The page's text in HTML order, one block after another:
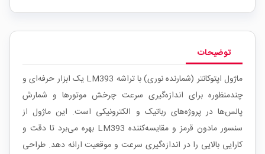
توضیحات
ماژول اپتوکانتر (شمارنده نوری) با تراشه LM393 یک ابزار حرفه‌ای و
چندمنظوره برای اندازه‌گیری سرعت چرخش موتورها و شمارش
پالس‌ها در پروژه‌های رباتیک و الکترونیکی است. این ماژول از
سنسور مادون قرمز و مقایسه‌کننده LM393 بهره می‌برد تا دقت و
کارایی بالایی را در اندازه‌گیری سرعت و موقعیت ارائه دهد. طراحی